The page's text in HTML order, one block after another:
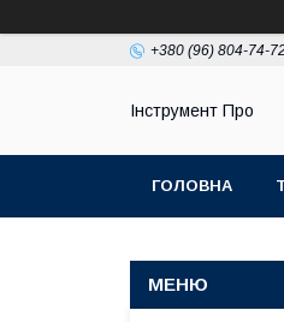
+380 (96) 804-74-
Інструмент Про
ГОЛОВНА